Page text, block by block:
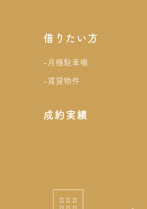
借りたい方
-月極駐車場
-賃貸物件
成約実績